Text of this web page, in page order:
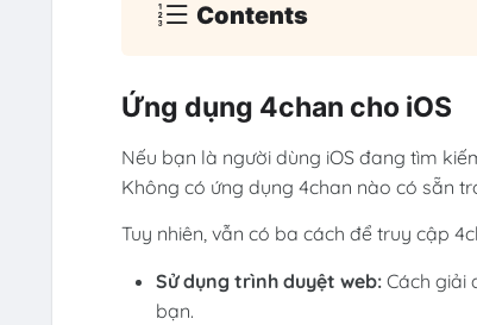
Contents
Ứng dụng 4chan cho iOS
Nếu bạn là người dùng iOS đang tìm
Không có ứng dụng 4chan nào có sẵn
Tuy nhiên, vẫn có ba cách để truy cập
Sử dụng trình duyệt web: Cách giải
bạn.